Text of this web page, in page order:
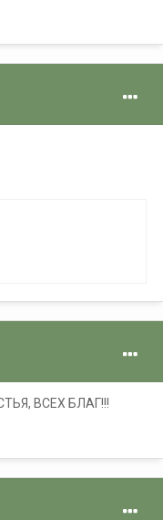
ВСЕХ БЛАГ!!!